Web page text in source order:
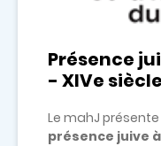
Présence
- XIVe siècle
Le mahJ
présence juive